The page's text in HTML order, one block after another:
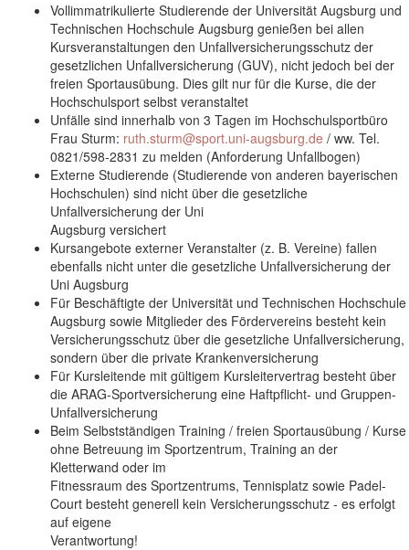
Vollimmatrikulierte Studierende der Universität Augsburg und
Technischen Hochschule Augsburg genießen bei allen
Kursveranstaltungen den Unfallversicherungsschutz der
gesetzlichen Unfallversicherung (GUV), nicht jedoch bei der
freien Sportausübung. Dies gilt nur für die Kurse, die der
Hochschulsport selbst veranstaltet
Unfälle sind innerhalb von 3 Tagen im Hochschulsportbüro
Frau Sturm: ruth.sturm@sport.uni-augsburg.de / ww. Tel.
0821/598-2831 zu melden (Anforderung Unfallbogen)
Externe Studierende (Studierende von anderen bayerischen
Hochschulen) sind nicht über die gesetzliche
Unfallversicherung der Uni
Augsburg versichert
Kursangebote externer Veranstalter (z. B. Vereine) fallen
ebenfalls nicht unter die gesetzliche Unfallversicherung der
Uni Augsburg
Für Beschäftigte der Universität und Technischen Hochschule
Augsburg sowie Mitglieder des Fördervereins besteht kein
Versicherungsschutz über die gesetzliche Unfallversicherung,
sondern über die private Krankenversicherung
Für Kursleitende mit gültigem Kursleitervertrag besteht über
die ARAG-Sportversicherung eine Haftpflicht- und Gruppen-
Unfallversicherung
Beim Selbstständigen Training / freien Sportausübung / Kurse
ohne Betreuung im Sportzentrum, Training an der
Kletterwand oder im
Fitnessraum des Sportzentrums, Tennisplatz sowie Padel-
Court besteht generell kein Versicherungsschutz - es erfolgt
auf eigene
Verantwortung!